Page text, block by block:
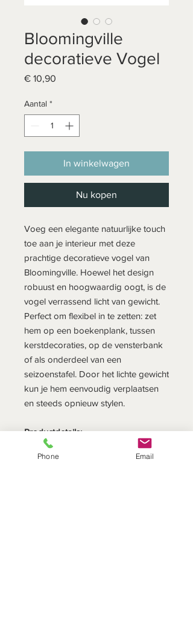
Bloomingville
decoratieve Vogel
€ 10,90
Aantal *
In winkelwagen
Nu kopen
Voeg een elegante natuurlijke touch
toe aan je interieur met deze
prachtige decoratieve vogel van
Bloomingville. Hoewel het design
robuust en hoogwaardig oogt, is de
vogel verrassend licht van gewicht.
Perfect om flexibel in te zetten: zet
hem op een boekenplank, tussen
kerstdecoraties, op de vensterbank
of als onderdeel van een
seizoenstafel. Door het lichte gewicht
kun je hem eenvoudig verplaatsen
en steeds opnieuw stylen.
Productdetails:
Materiaal: aluminium
Eigenschap: licht van gewicht
Phone Email